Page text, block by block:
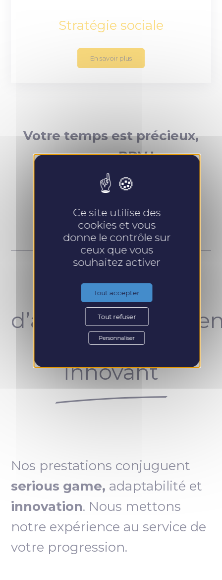
Stratégie sociale
En savoir plus
Votre temps est précieux,
prenez RDV !
Un concept
unique et
innovant
Nos prestations conjuguent
serious game, adaptabilité et
innovation. Nous mettons
notre expérience au service de
votre progression.
Ce site utilise des
cookies et vous
donne le contrôle sur
ceux que vous
souhaitez activer
Tout accepter
Tout refuser
Personnaliser